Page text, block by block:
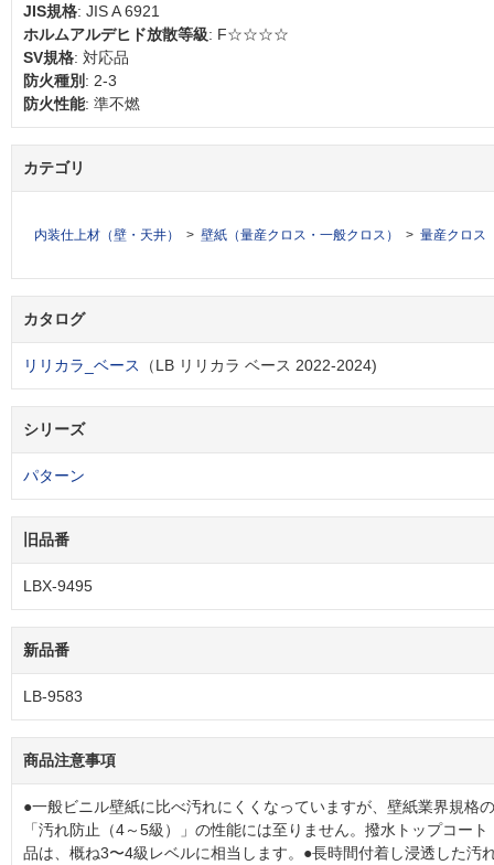
JIS規格: JIS A 6921
ホルムアルデヒド放散等級: F☆☆☆☆
SV規格: 対応品
防火種別 : 2-3
防火性能: 準不燃
カテゴリ
内装仕上材（壁・天井） 壁紙（量産クロス・一般クロス） 量産クロス
カタログ
リリカラ_ベース （LB リリカラ ベース 2022-2024)
シリーズ
パターン
旧品番
LBX-9495
新品番
LB-9583
商品注意事項
●一般ビニル壁紙に比べ汚れにくくなっていますが、壁紙業界規格の
「汚れ防止（4～5級）」の性能には至りません。撥水トップコート
品は、概ね3〜4級レベルに相当します。●長時間付着し浸透した汚